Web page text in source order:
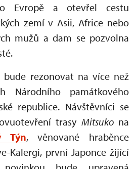
Evropě a otevřel cestu
zemí v Asii, Africe nebo
mužů a dam se pozvolna
bude rezonovat na více než
Národního památkového
republice. Návštěvníci se
trasy Mitsukona
Týn, věnované hraběnce
Kalergi, první Japonce žijící